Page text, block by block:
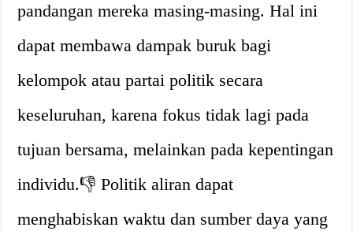
pandangan mereka masing-masing. Hal ini
dapat membawa dampak buruk bagi
kelompok atau partai politik secara
keseluruhan, karena fokus tidak lagi pada
tujuan bersama, melainkan pada kepentingan
individu.👎 Politik aliran dapat
menghabiskan waktu dan sumber daya yang